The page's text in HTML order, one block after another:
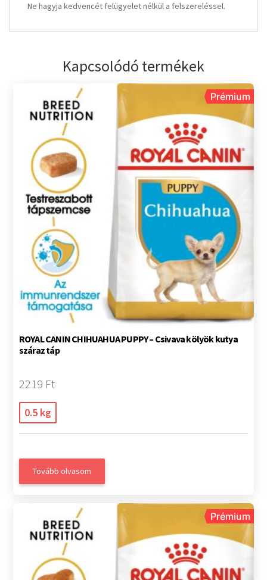
Ne hagyja kedvencét felügyelet nélkül a felszereléssel.
Kapcsolódó termékek
Prémium
ROYAL CANIN CHIHUAHUA PUPPY – Csivava kölyök kutya
száraz táp
2219 Ft
0.5 kg
Tovább olvasom
Prémium